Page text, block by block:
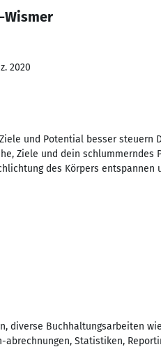
Wismer
2020
und Potential besser steuern
Ziele und dein
des Körpers
diverse Buchhaltungsarbeiten
Statistiken,